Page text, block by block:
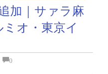
加｜サァラ麻
オ・東京イ
0